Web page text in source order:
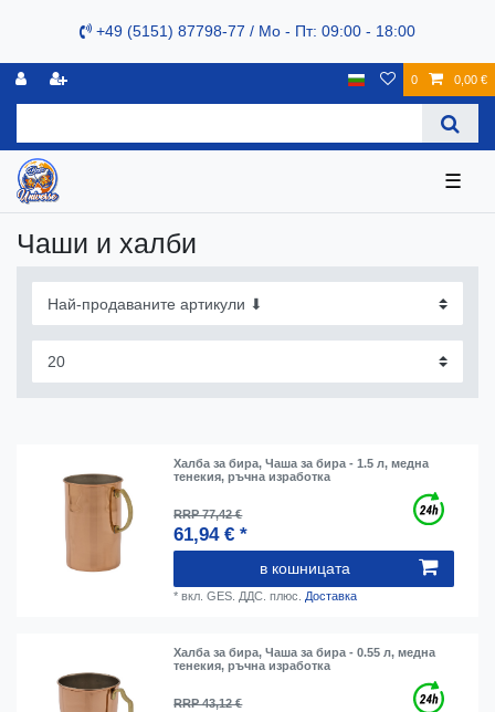
+49 (5151) 87798-77 / Mo - Пт: 09:00 - 18:00
0 0,00 €
☰
Чаши и халби
Халба за бира, Чаша за бира - 1.5 л, медна
тенекия, ръчна изработка
RRP 77,42 €
61,94 € *
в кошницата
*вкл. GES. ДДС. плюс. Доставка
Халба за бира, Чаша за бира - 0.55 л, медна
тенекия, ръчна изработка
RRP 43,12 €